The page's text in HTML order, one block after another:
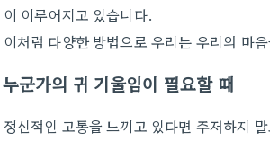
이 이루어지고 있습니다.
이처럼 다양한 방법으로 우리는 우리의 마
누군가의 귀 기울임이 필요할 때
정신적인 고통을 느끼고 있다면 주저하지